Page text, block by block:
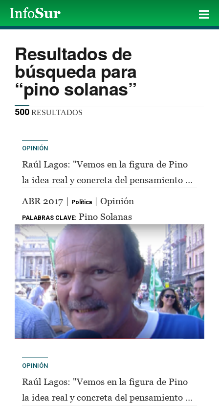
Resultados de
búsqueda para
“pino solanas”
500 RESULTADOS
OPINIÓN
Raúl Lagos: "Vemos en la figura de Pino
la idea real y concreta del pensamiento de
Perón"
ABR 2017 | Política | Opinión
PALABRAS CLAVE: Pino Solanas
OPINIÓN
Raúl Lagos: "Vemos en la figura de Pino
la idea real y concreta del pensamiento de